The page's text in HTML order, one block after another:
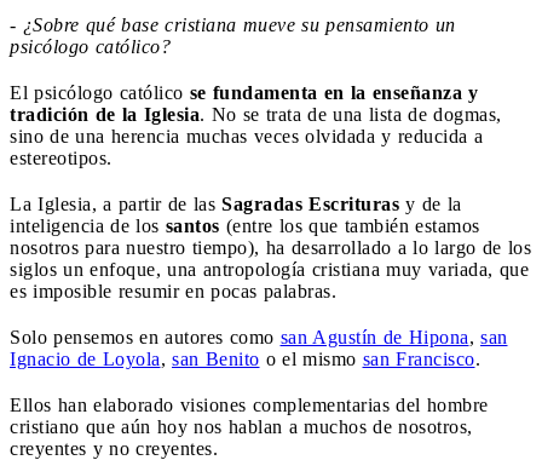
- ¿Sobre qué base cristiana mueve su pensamiento un
psicólogo católico?
El psicólogo católico se fundamenta en la enseñanza y
tradición de la Iglesia. No se trata de una lista de dogmas,
sino de una herencia muchas veces olvidada y reducida a
estereotipos.
La Iglesia, a partir de las Sagradas Escrituras y de la
inteligencia de los santos (entre los que también estamos
nosotros para nuestro tiempo), ha desarrollado a lo largo de los
siglos un enfoque, una antropología cristiana muy variada, que
es imposible resumir en pocas palabras.
Solo pensemos en autores como san Agustín de Hipona, san
Ignacio de Loyola, san Benito o el mismo san Francisco.
Ellos han elaborado visiones complementarias del hombre
cristiano que aún hoy nos hablan a muchos de nosotros,
creyentes y no creyentes.